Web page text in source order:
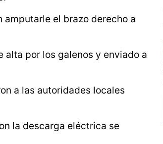
el brazo derecho a
por los galenos y enviado a
a las autoridades locales
la descarga eléctrica se